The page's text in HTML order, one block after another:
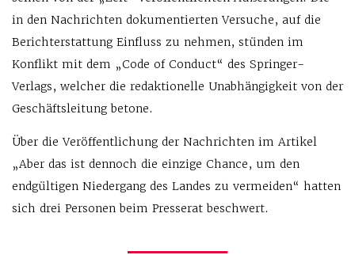
in den Nachrichten dokumentierten Versuche, auf die
Berichterstattung Einfluss zu nehmen, stünden im
Konflikt mit dem „Code of Conduct“ des Springer-
Verlags, welcher die redaktionelle Unabhängigkeit von der
Geschäftsleitung betone.
Über die Veröffentlichung der Nachrichten im Artikel
„Aber das ist dennoch die einzige Chance, um den
endgültigen Niedergang des Landes zu vermeiden“ hatten
sich drei Personen beim Presserat beschwert.